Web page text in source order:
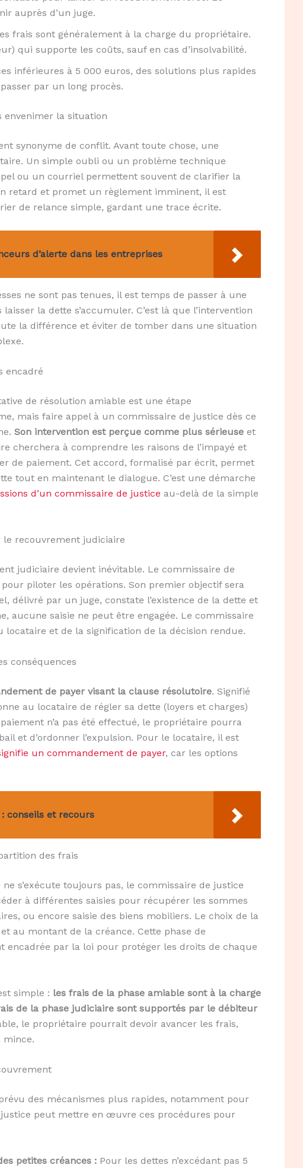
auprès d’un juge.
frais sont généralement à la charge du propriétaire.
qui supporte les coûts, sauf en cas d’insolvabilité.
inférieures à 5 000 euros, des solutions plus rapides
par un long procès.
envenimer la situation
synonyme de conflit. Avant toute chose, une
Un simple oubli ou un problème technique
ou un courriel permettent souvent de clarifier la
retard et promet un règlement imminent, il est
de relance simple, gardant une trace écrite.
d’alerte dans les entreprises
ne sont pas tenues, il est temps de passer à une
la dette s’accumuler. C’est là que l’intervention
la différence et éviter de tomber dans une situation
encadré
de résolution amiable est une étape
mais faire appel à un commissaire de justice dès ce
Son intervention est perçue comme plus sérieuseet
cherchera à comprendre les raisons de l’impayé et
de paiement. Cet accord, formalisé par écrit, permet
tout en maintenant le dialogue. C’est une démarche
d’un commissaire de justice au-delà de la simple
recouvrement judiciaire
judiciaire devient inévitable. Le commissaire de
piloter les opérations. Son premier objectif sera
délivré par un juge, constate l’existence de la dette et
aucune saisie ne peut être engagée. Le commissaire
locataire et de la signification de la décision rendue.
conséquences
de payer visant la clause résolutoire. Signifié
au locataire de régler sa dette (loyers et charges)
n’a pas été effectué, le propriétaire pourra
et d’ordonner l’expulsion. Pour le locataire, il est
un commandement de payer, car les options
conseils et recours
des frais
s’exécute toujours pas, le commissaire de justice
à différentes saisies pour récupérer les sommes
ou encore saisie des biens mobiliers. Le choix de la
au montant de la créance. Cette phase de
encadrée par la loi pour protéger les droits de chaque
simple : les frais de la phase amiable sont à la charge
de la phase judiciaire sont supportés par le débiteur
le propriétaire pourrait devoir avancer les frais,
mince.
des mécanismes plus rapides, notamment pour
peut mettre en œuvre ces procédures pour
petites créances :Pour les dettes n’excédant pas 5